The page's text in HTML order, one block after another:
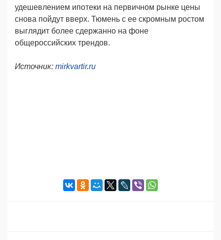
удешевлением ипотеки на первичном рынке цены
снова пойдут вверх. Тюмень с ее скромным ростом
выглядит более сдержанно на фоне
общероссийских трендов.
Источник: mirkvartir.ru